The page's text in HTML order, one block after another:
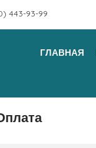
443-93-99
ГЛАВНАЯ